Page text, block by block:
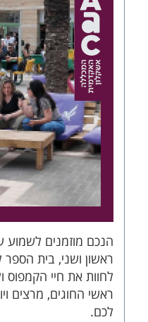
הנכם מוזמנים לשמוע
ראשון ושני, בית הספר
לחוות את חיי הקמפוס
ראשי החוגים, מרצים
לכם.